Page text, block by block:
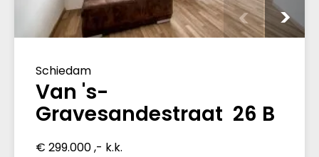
Schiedam
Van 's-
Gravesandestraat 26 B
€ 299.000 ,- k.k.